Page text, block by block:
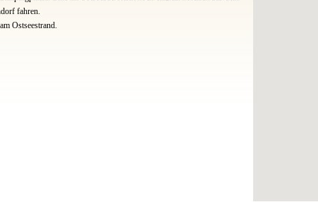
fahren.
Ostseestrand.